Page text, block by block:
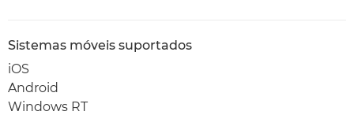
Sistemas móveis suportados
iOS
Android
Windows RT